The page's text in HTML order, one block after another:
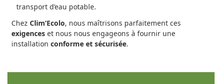
transport d’eau potable.
Chez Clim’Ecolo, nous maîtrisons parfaitement ces
exigences et nous nous engageons à fournir une
installation conforme et sécurisée.